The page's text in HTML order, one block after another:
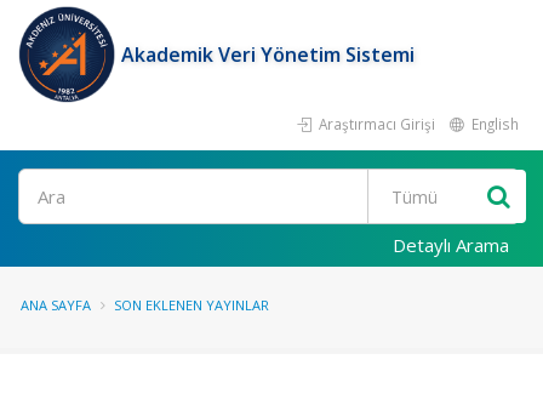
Akademik Veri Yönetim Sistemi
Araştırmacı Girişi English
Ara
Detaylı Arama
ANA SAYFA SON EKLENEN YAYINLAR